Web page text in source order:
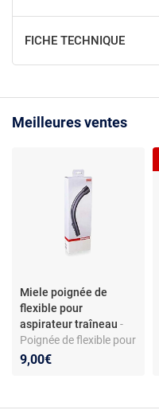
FICHE TECHNIQUE
Meilleures ventes
Miele poignée de
flexible pour
aspirateur traîneau -
Poignée de flexible pour
aspirateur traîneau -
9,00€